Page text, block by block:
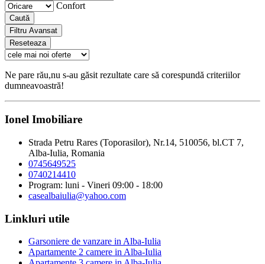
Confort
Caută
Filtru Avansat
Reseteaza
Ne pare rău,nu s-au găsit rezultate care să corespundă criteriilor
dumneavoastră!
Ionel Imobiliare
Strada Petru Rares (Toporasilor), Nr.14, 510056, bl.CT 7,
Alba-Iulia, Romania
0745649525
0740214410
Program: luni - Vineri 09:00 - 18:00
casealbaiulia@yahoo.com
Linkluri utile
Garsoniere de vanzare in Alba-Iulia
Apartamente 2 camere in Alba-Iulia